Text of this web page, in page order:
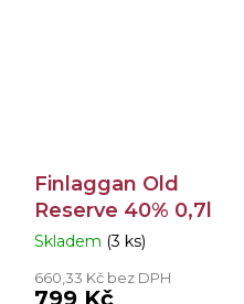
Finlaggan Old
Reserve 40% 0,7l
Průměrné
produktu
Skladem (3 ks)
660,33 Kč bez DPH
799 Kč